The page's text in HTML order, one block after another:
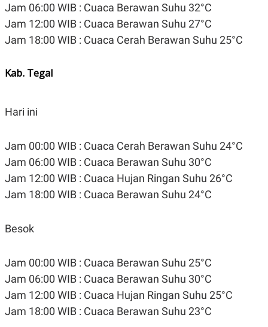
Jam 06:00 WIB : Cuaca Berawan Suhu 32°C
Jam 12:00 WIB : Cuaca Berawan Suhu 27°C
Jam 18:00 WIB : Cuaca Cerah Berawan Suhu 25°C
Kab. Tegal
Hari ini
Jam 00:00 WIB : Cuaca Cerah Berawan Suhu 24°C
Jam 06:00 WIB : Cuaca Berawan Suhu 30°C
Jam 12:00 WIB : Cuaca Hujan Ringan Suhu 26°C
Jam 18:00 WIB : Cuaca Berawan Suhu 24°C
Besok
Jam 00:00 WIB : Cuaca Berawan Suhu 25°C
Jam 06:00 WIB : Cuaca Berawan Suhu 30°C
Jam 12:00 WIB : Cuaca Hujan Ringan Suhu 25°C
Jam 18:00 WIB : Cuaca Berawan Suhu 23°C